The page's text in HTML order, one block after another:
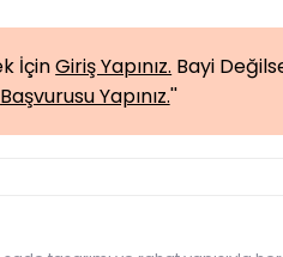
İçinGiriş Yapınız. Bayi
Başvurusu Yapınız.''